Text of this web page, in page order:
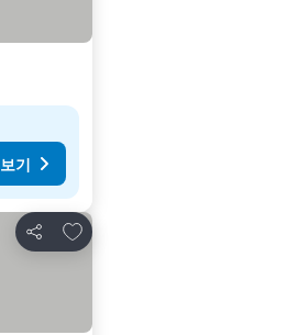
기
공유
즐겨찾기에 추가